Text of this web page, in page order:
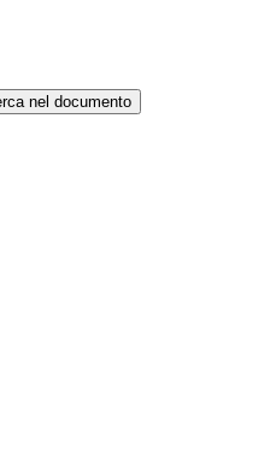
nel documento